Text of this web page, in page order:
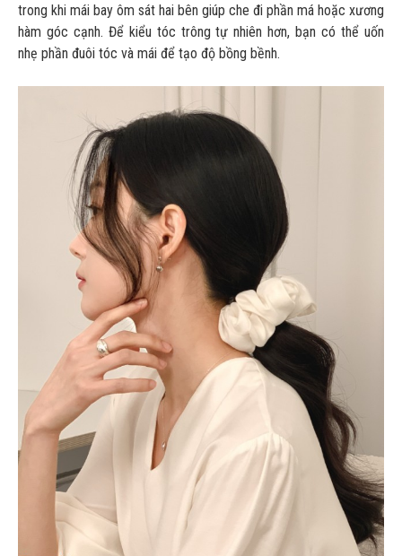
trong khi mái bay ôm sát hai bên giúp che đi phần má hoặc xương
hàm góc cạnh. Để kiểu tóc trông tự nhiên hơn, bạn có thể uốn
nhẹ phần đuôi tóc và mái để tạo độ bồng bềnh.